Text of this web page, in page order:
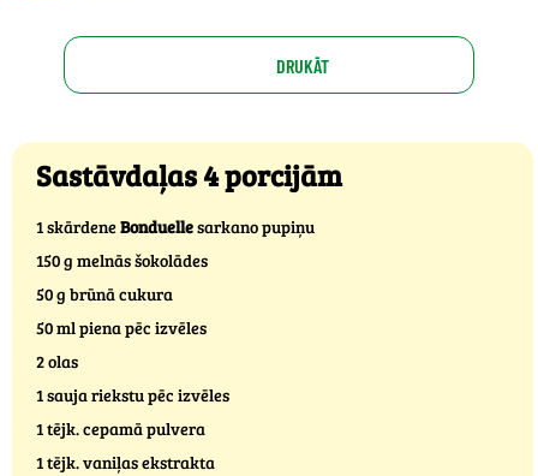
DRUKĀT
Sastāvdaļas 4 porcijām
1 skārdeneBonduellesarkano pupiņu
150 g melnās šokolādes
50 g brūnā cukura
50 ml piena pēc izvēles
2 olas
1 sauja riekstu pēc izvēles
1 tējk. cepamā pulvera
1 tējk. vaniļas ekstrakta